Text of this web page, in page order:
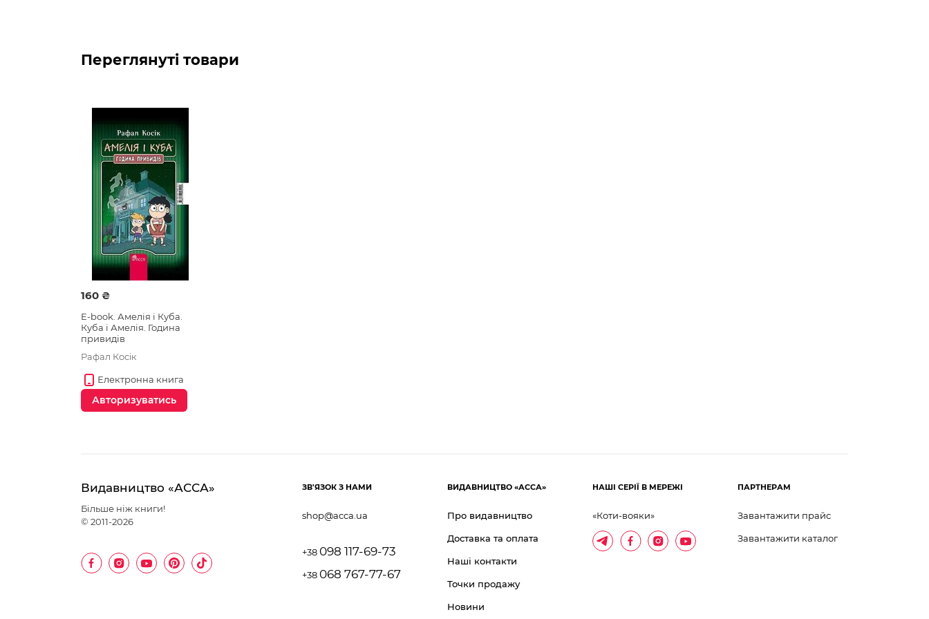
Рекомендуємо для коректного відображення електронної книги:
для читання на комп'ютері
Переглянуті товари
160 ₴
E-book. Амелія і Куба.
Куба і Амелія. Година
привидів
Рафал Косік
Електронна книга
Авторизуватись
Видавництво «АССА»
Більше ніж книги!
© 2011-2026
ЗВ'ЯЗОК З НАМИ
shop@acca.ua
+38 098 117-69-73
+38 068 767-77-67
ВИДАВНИЦТВО «АССА»
Про видавництво
Доставка та оплата
Наші контакти
Точки продажу
Новини
НАШІ СЕРІЇ В МЕРЕЖІ
«Коти-вояки»
ПАРТНЕРАМ
Завантажити прайс
Завантажити каталог